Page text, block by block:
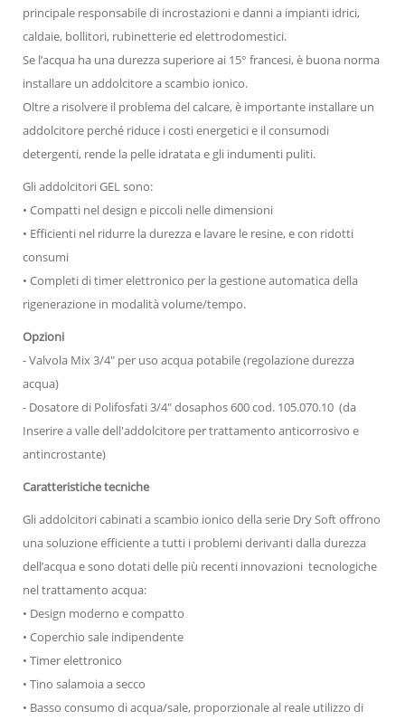
principale responsabile di incrostazioni e danni a impianti idrici,
caldaie, bollitori, rubinetterie ed elettrodomestici.
Se l’acqua ha una durezza superiore ai 15° francesi, è buona norma
installare un addolcitore a scambio ionico.
Oltre a risolvere il problema del calcare, è importante installare un
addolcitore perché riduce i costi energetici e il consumodi
detergenti, rende la pelle idratata e gli indumenti puliti.
Gli addolcitori GEL sono:
• Compatti nel design e piccoli nelle dimensioni
• Efficienti nel ridurre la durezza e lavare le resine, e con ridotti
consumi
• Completi di timer elettronico per la gestione automatica della
rigenerazione in modalità volume/tempo.
Opzioni
- Valvola Mix 3/4" per uso acqua potabile (regolazione durezza
acqua)
- Dosatore di Polifosfati 3/4" dosaphos 600 cod. 105.070.10 (da
Inserire a valle dell'addolcitore per trattamento anticorrosivo e
antincrostante)
Caratteristiche tecniche
Gli addolcitori cabinati a scambio ionico della serie Dry Soft offrono
una soluzione efficiente a tutti i problemi derivanti dalla durezza
dell’acqua e sono dotati delle più recenti innovazioni tecnologiche
nel trattamento acqua:
• Design moderno e compatto
• Coperchio sale indipendente
• Timer elettronico
• Tino salamoia a secco
• Basso consumo di acqua/sale, proporzionale al reale utilizzo di